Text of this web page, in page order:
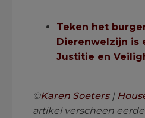
Teken het
Dierenwelzijn is
Justitie en
©Karen Soeters|
artikel verscheen